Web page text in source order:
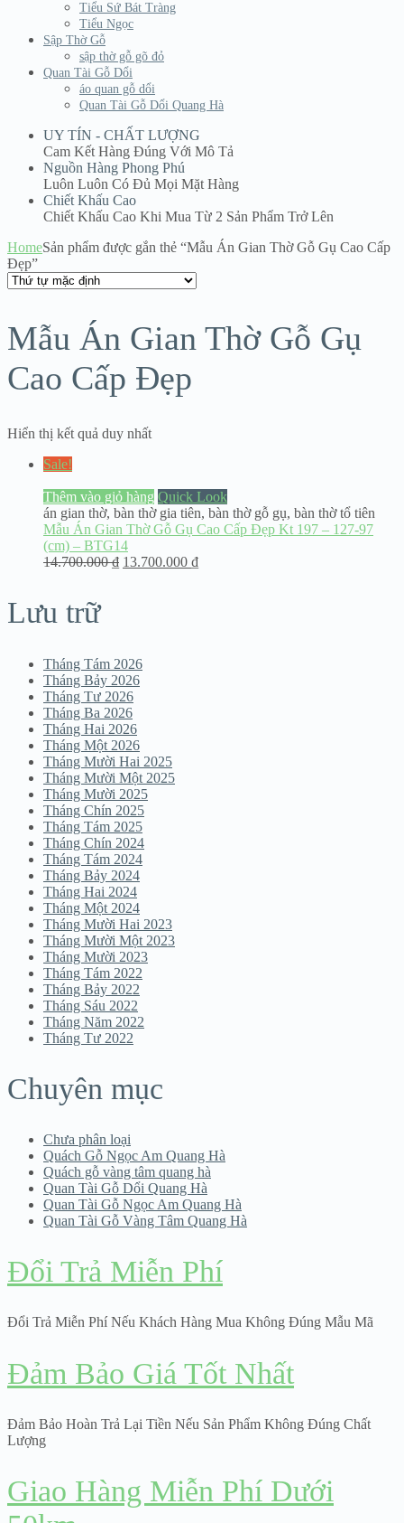
Tiểu Sứ Bát Tràng
Tiểu Ngọc
Sập Thờ Gỗ
sập thờ gỗ gõ đỏ
Quan Tài Gỗ Dổi
áo quan gỗ dổi
Quan Tài Gỗ Dổi Quang Hà
UY TÍN - CHẤT LƯỢNG
Cam Kết Hàng Đúng Với Mô Tả
Nguồn Hàng Phong Phú
Luôn Luôn Có Đủ Mọi Mặt Hàng
Chiết Khấu Cao
Chiết Khấu Cao Khi Mua Từ 2 Sản Phẩm Trở Lên
HomeSản phẩm được gắn thẻ “Mẫu Án Gian Thờ Gỗ Gụ Cao Cấp
Đẹp”
Mẫu Án Gian Thờ Gỗ Gụ
Cao Cấp Đẹp
Hiển thị kết quả duy nhất
Sale!
Thêm vào giỏ hàng Quick Look
án gian thờ, bàn thờ gia tiên, bàn thờ gỗ gụ, bàn thờ tổ tiên
Mẫu Án Gian Thờ Gỗ Gụ Cao Cấp Đẹp Kt 197 – 127-97
(cm) – BTG14
14.700.000₫ 13.700.000 ₫
Lưu trữ
Tháng Tám 2026
Tháng Bảy 2026
Tháng Tư 2026
Tháng Ba 2026
Tháng Hai 2026
Tháng Một 2026
Tháng Mười Hai 2025
Tháng Mười Một 2025
Tháng Mười 2025
Tháng Chín 2025
Tháng Tám 2025
Tháng Chín 2024
Tháng Tám 2024
Tháng Bảy 2024
Tháng Hai 2024
Tháng Một 2024
Tháng Mười Hai 2023
Tháng Mười Một 2023
Tháng Mười 2023
Tháng Tám 2022
Tháng Bảy 2022
Tháng Sáu 2022
Tháng Năm 2022
Tháng Tư 2022
Chuyên mục
Chưa phân loại
Quách Gỗ Ngọc Am Quang Hà
Quách gỗ vàng tâm quang hà
Quan Tài Gỗ Dổi Quang Hà
Quan Tài Gỗ Ngọc Am Quang Hà
Quan Tài Gỗ Vàng Tâm Quang Hà
Đổi Trả Miễn Phí
Đổi Trả Miễn Phí Nếu Khách Hàng Mua Không Đúng Mẫu Mã
Đảm Bảo Giá Tốt Nhất
Đảm Bảo Hoàn Trả Lại Tiền Nếu Sản Phẩm Không Đúng Chất
Lượng
Giao Hàng Miễn Phí Dưới